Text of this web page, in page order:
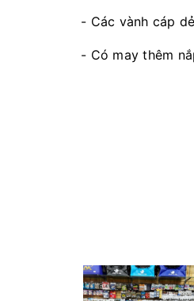
- Các vành cáp
- Có may thêm
+ 7 Tầng (D2m-